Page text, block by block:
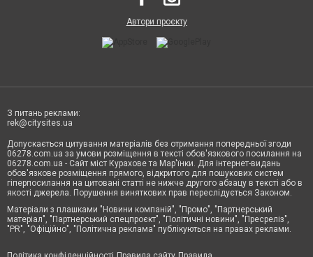
Автори проєкту
З питань реклами:
rek@citysites.ua
Допускається цитування матеріалів без отримання попередньої згоди
06278.com.ua за умови розміщення в тексті обов'язкового посилання на
06278.com.ua - Сайт міст Курахове та Мар'їнки. Для інтернет-видань
обов'язкове розміщення прямого, відкритого для пошукових систем
гіперпосилання на цитовані статті не нижче другого абзацу в тексті або в
якості джерела. Порушення виняткових прав переслідується Законом.
Матеріали з плашками "Новини компаній", "Промо", "Партнерський
матеріал", "Партнерський спецпроєкт", "Політичні новини", "Пресреліз",
"PR", "Офіційно", "Політична реклама" публікуються на правах реклами.